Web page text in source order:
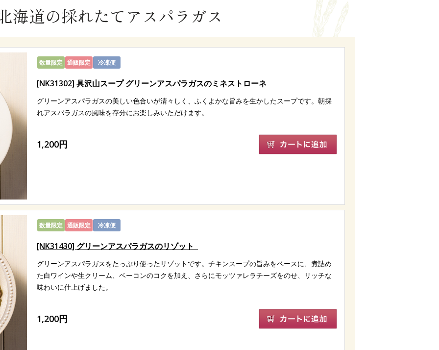
あるおいしさがたまりませ
から畑に採りに行け」。こ
れたてをすぐに調理するの
ラガスとグリーンアスパラガス、それぞれの個性を生かした4種
類の料理に仕立ててお届けします。ホワイトアスパラガスの料
理はレンジアップで、グリーンアスパラガスの料理は湯煎する
だけで、手軽に楽しめます。
典
松シェフ。北海道ニセコにある「ヴィラ ルピシア レストラン」の総料理長を務める。
海道の採れたてアスパラガス
数量限定 通販限定 冷凍便
[NK31302] 具沢山スープ グリーンアスパラガスのミネストローネ
グリーンアスパラガスの美しい色合いが清々しく、ふくよかな旨みを生かしたスープです。朝採
れアスパラガスの風味を存分にお楽しみいただけます。
1,200円
数量限定 通販限定 冷凍便
[NK31430] グリーンアスパラガスのリゾット
グリーンアスパラガスをたっぷり使ったリゾットです。チキンスープの旨みをベースに、煮詰め
た白ワインや生クリーム、ベーコンのコクを加え、さらにモッツァレラチーズをのせ、リッチな
味わいに仕上げました。
1,200円